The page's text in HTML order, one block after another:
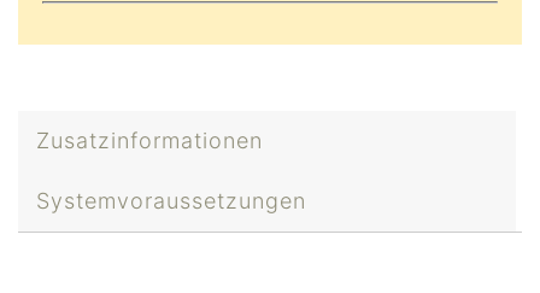
Zusatzinformationen
Systemvoraussetzungen